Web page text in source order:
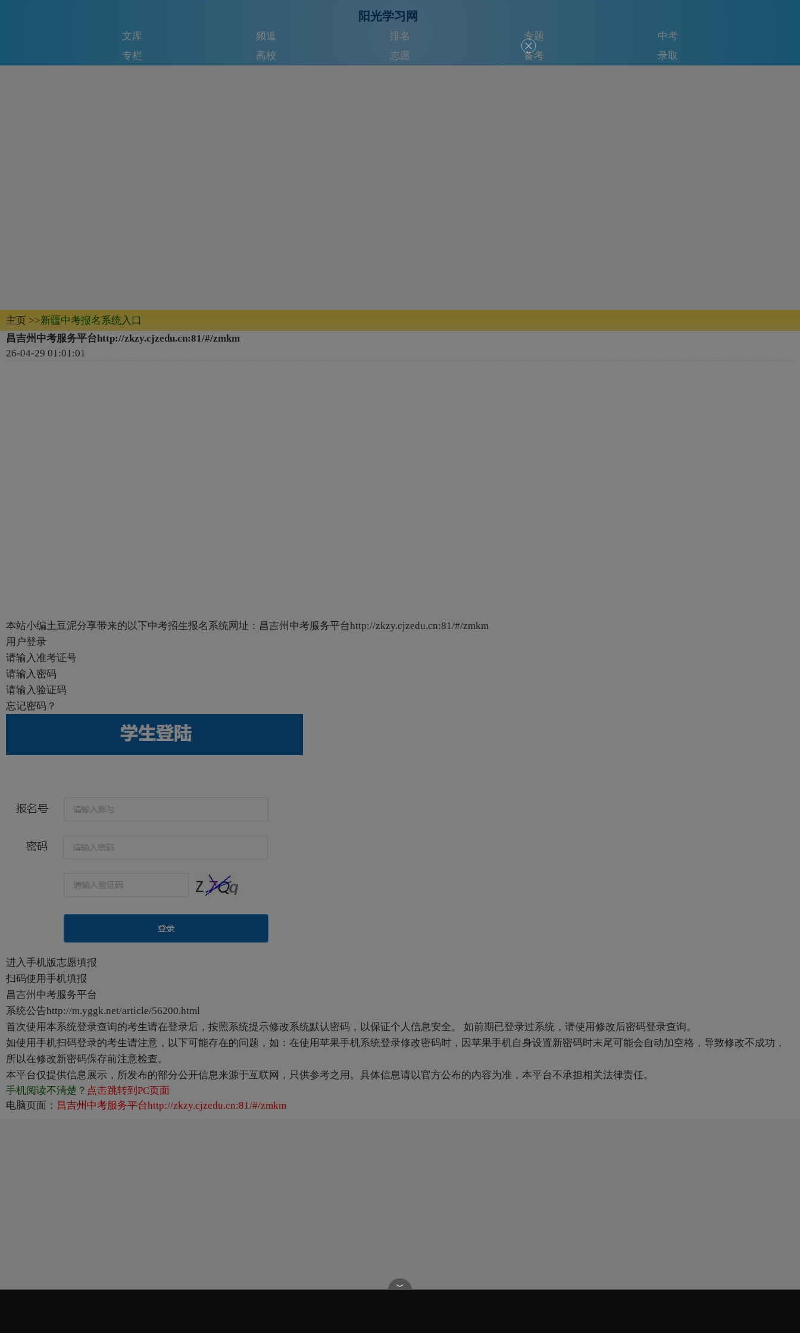
阳光学习网
文库 频道 排名 专题
中考
专栏
高校 志愿 备考 录取
主页 >>新疆中考报名系统入口
昌吉州中考服务平台http://zkzy.cjzedu.cn:81/#/zmkm
26-04-29 01:01:01
本站小编土豆泥分享带来的以下中考招生报名系统网址： 昌吉州中考服务平台http://zkzy.cjzedu.cn:81/#/zmkm
用户登录
请输入准考证号
请输入密码
请输入验证码
忘记密码？
进入手机版志愿填报
扫码使用手机填报
昌吉州中考服务平台
系统公告http://m.yggk.net/article/56200.html
首次使用本系统登录查询的考生请在登录后，按照系统提示修改系统默认密码，以保证个人信息安全。 如前期已登录过系统，请使用修改后密码登录查询。
如使用手机扫码登录的考生请注意，以下可能存在的问题，如：在使用苹果手机系统登录修改密码时，因苹果手机自身设置新密码时末尾可能会自动加空格，导致修改不成功，
所以在修改新密码保存前注意检查。
本平台仅提供信息展示，所发布的部分公开信息来源于互联网，只供参考之用。具体信息请以官方公布的内容为准，本平台不承担相关法律责任。
手机阅读不清楚？ 点击跳转到PC页面
电脑页面： 昌吉州中考服务平台http://zkzy.cjzedu.cn:81/#/zmkm
﹀